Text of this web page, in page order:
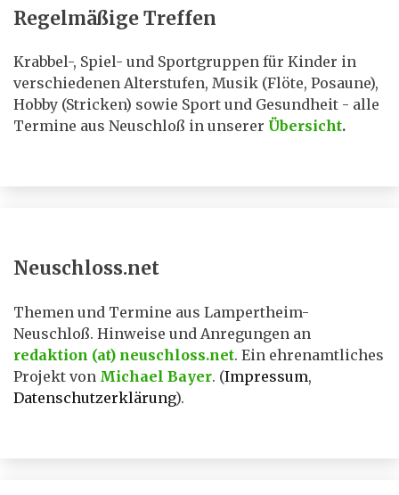
Regelmäßige Treffen
Krabbel-, Spiel- und Sportgruppen für Kinder in
verschiedenen Alterstufen, Musik (Flöte, Posaune),
Hobby (Stricken) sowie Sport und Gesundheit - alle
Termine aus Neuschloß in unserer Übersicht.
Neuschloss.net
Themen und Termine aus Lampertheim-
Neuschloß. Hinweise und Anregungen an
redaktion (at) neuschloss.net. Ein ehrenamtliches
Projekt von Michael Bayer. (Impressum,
Datenschutzerklärung).